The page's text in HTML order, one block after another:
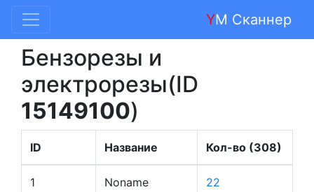
YM Сканнер
Бензорезы и
электрорезы(ID
15149100)
ID Название Кол-во (308)
1 Noname 22